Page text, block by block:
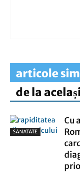
articole
de la
SANATATE
Cu